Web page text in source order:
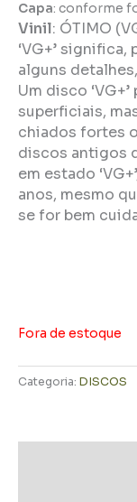
Capa: conforme
Vinil: ÓTIMO
‘VG+’
alguns
Um disco
superficiais,
chiados fortes
discos antigos
em estado
anos, mesmo
se for bem
Fora de estoque
Categoria: DISCOS